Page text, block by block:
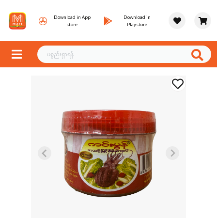
Download in App
store
Download in
Playstore